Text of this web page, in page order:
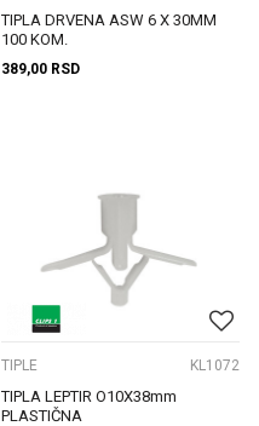
TIPLA DRVENA ASW 6 X 30MM
100 KOM.
389,00 RSD
TIPLE KL1072
TIPLA LEPTIR O10X38mm
PLASTIČNA